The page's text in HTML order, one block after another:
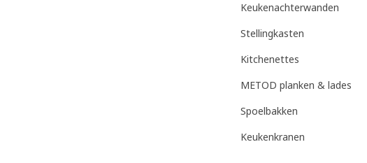
Keukenachterwanden
Stellingkasten
Kitchenettes
METOD planken & lades
Spoelbakken
Keukenkranen